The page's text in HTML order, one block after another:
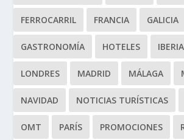
FERROCARRIL FRANCIA GALICIA
GASTRONOMÍA HOTELES IBERIA
LONDRES MADRID MÁLAGA
NAVIDAD NOTICIAS TURÍSTICAS
OMT PARÍS PROMOCIONES